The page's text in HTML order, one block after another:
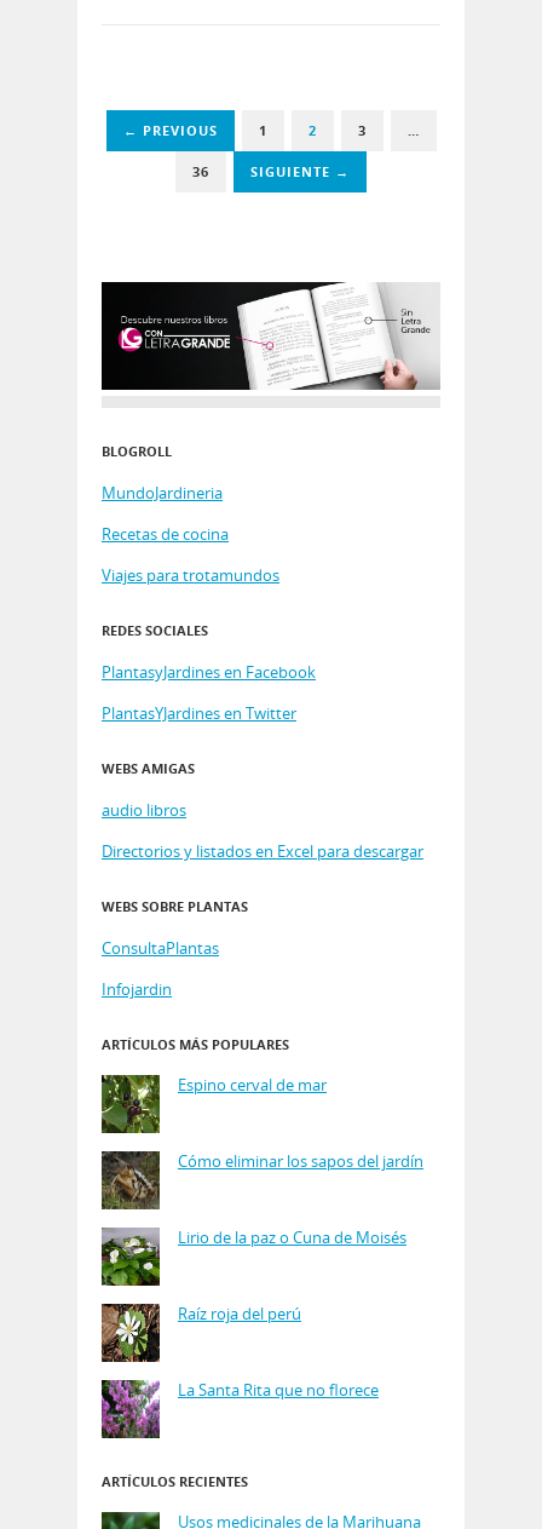
← PREVIOUS 1 2 3
36 SIGUIENTE →
BLOGROLL
MundoJardineria
Recetas de cocina
Viajes para trotamundos
REDES SOCIALES
PlantasyJardines en Facebook
PlantasYJardines en Twitter
WEBS AMIGAS
audio libros
Directorios y listados en Excel para descargar
WEBS SOBRE PLANTAS
ConsultaPlantas
Infojardin
ARTÍCULOS MÁS POPULARES
Espino cerval de mar
Cómo eliminar los sapos del jardín
Lirio de la paz o Cuna de Moisés
Raíz roja del perú
La Santa Rita que no florece
ARTÍCULOS RECIENTES
Usos medicinales de la Marihuana